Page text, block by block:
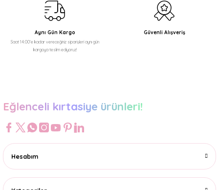
Aynı Gün Kargo
Saat 14:00'e kadar vereceğiniz siparişleri aynı gün
kargoya teslim ediyoruz!
Güvenli Alışveriş
Eğlenceli kırtasiye ürünleri!
Hesabım